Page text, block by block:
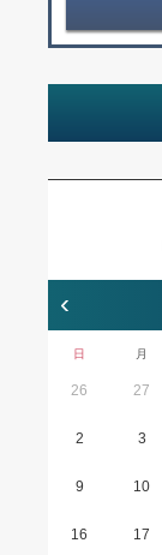
‹
日 月
26 27
2 3
9 10
16 17